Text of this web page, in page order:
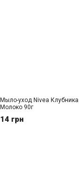
Мыло-уход Nivea
Молоко 90г
14 грн